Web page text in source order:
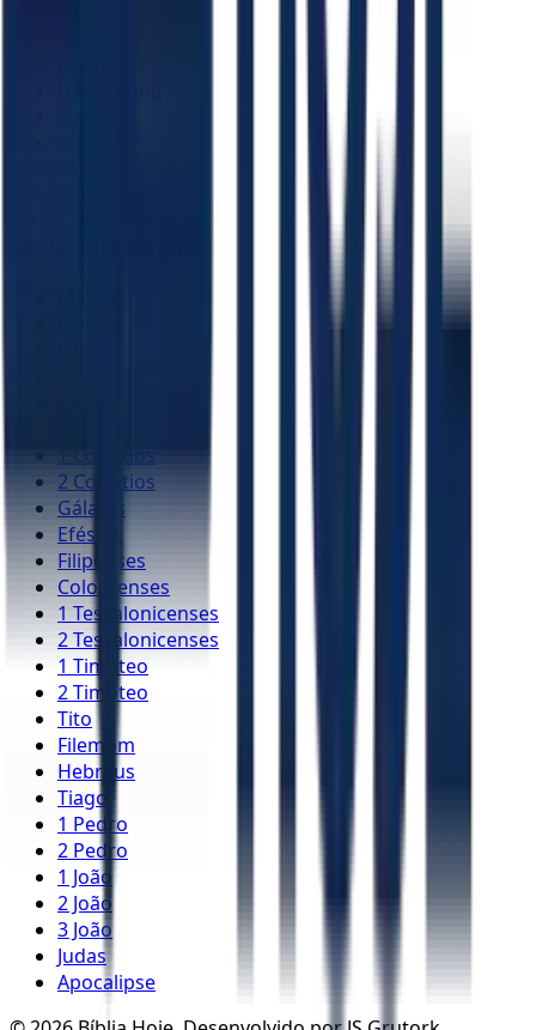
2 Coríntios
Gálatas
Efésios
Filipenses
Colossenses
1 Tessalonicenses
2 Tessalonicenses
1 Timóteo
2 Timóteo
Tito
Filemom
Hebreus
Tiago
1 Pedro
2 Pedro
1 João
2 João
3 João
Judas
Apocalipse